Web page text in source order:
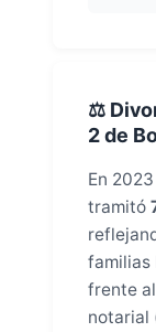
⚖️
2 de
En
tramitó
familias
frente
notarial